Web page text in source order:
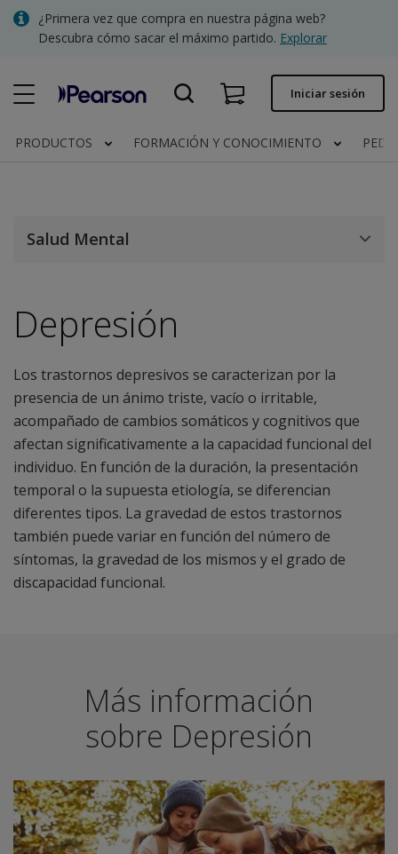
Skip¿Primera vez que compra en nuestra página web?
Descubra cómo sacar el máximo partido. Explorar
Pedido rápido Iniciar sesión
PRODUCTOS FORMACIÓN Y CONOCIMIENTO
Depresión
Los trastornos depresivos se caracterizan por la
presencia de un ánimo triste, vacío o irritable,
acompañado de cambios somáticos y cognitivos que
afectan significativamente a la capacidad funcional del
individuo. En función de la duración, la presentación
temporal o la supuesta etiología, se diferencian
diferentes tipos. La gravedad de estos trastornos
también puede variar en función del número de
síntomas, la gravedad de los mismos y el grado de
discapacidad funcional.
Salud Mental
Más información
sobre Depresión